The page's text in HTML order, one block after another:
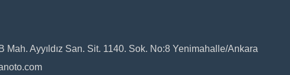
Mah. Ayyıldız San. Sit. 1140. Sok. No:8 Yenimahalle/Ankara